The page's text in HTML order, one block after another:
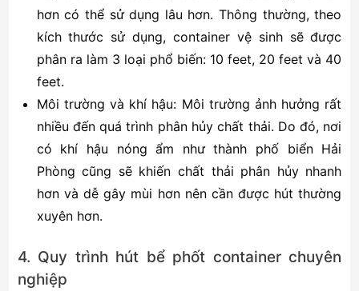
hơn có thể sử dụng lâu hơn. Thông thường, theo
kích thước sử dụng, container vệ sinh sẽ được
phân ra làm 3 loại phổ biến: 10 feet, 20 feet và 40
feet.
Môi trường và khí hậu: Môi trường ảnh hưởng rất
nhiều đến quá trình phân hủy chất thải. Do đó, nơi
có khí hậu nóng ẩm như thành phố biển Hải
Phòng cũng sẽ khiến chất thải phân hủy nhanh
hơn và dễ gây mùi hơn nên cần được hút thường
xuyên hơn.
4. Quy trình hút bể phốt container chuyên
nghiệp